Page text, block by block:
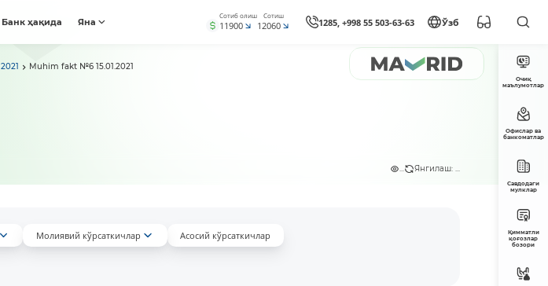
Банк ҳақида Яна
Сотиб олиш
11900
Сотиш
12060 1285, +998 55 503-63-63 Ўзб
2021 Muhim fakt №6 15.01.2021
... Янгилаш: ...
Молиявий кўрсаткичлар
Асосий кўрсаткичлар
Очиқ
маълумотлар
Офислар ва
банкоматлар
Савдодаги
мулклар
Қимматли
қоғозлар
бозори